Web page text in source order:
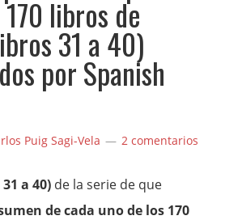
libros de
31 a 40)
por Spanish
Puig Sagi-Vela 2 comentarios
a 40) de la serie de que
de cada uno de los 170